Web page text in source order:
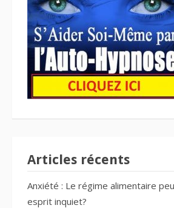
Articles récents
Anxiété : Le régime alimentaire
esprit inquiet?